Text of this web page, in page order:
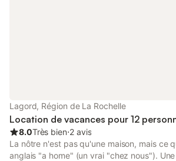
Lagord, Région de La Rochelle
Location de vacances pour 12
8.0Très bien⋅2 avis
La nôtre n'est pas qu'une maison, mais ce
anglais "a home" (un vrai "chez nous").